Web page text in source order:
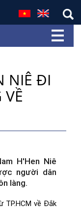
NIÊ ĐI
H'Hen Niê
người dân
làng.
TP.HCM về Đắk